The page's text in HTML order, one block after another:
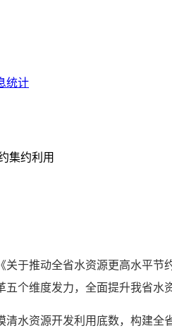
统计
集约利用
关于推动全省水资源更高水平
个维度发力，全面提升我省水
清水资源开发利用底数，构建